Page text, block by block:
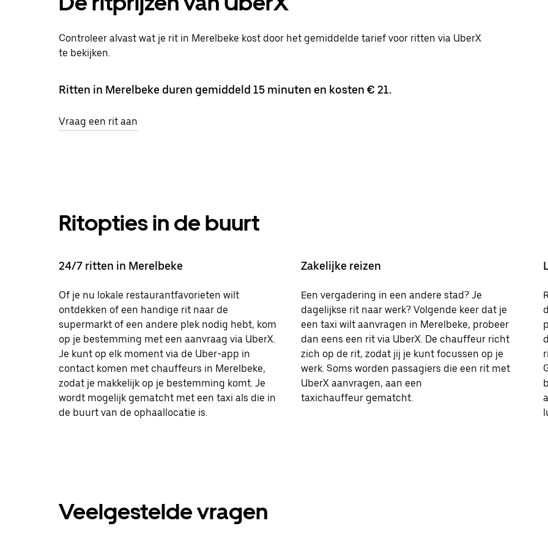
Controleer alvast wat je rit in Merelbeke kost door het gemiddelde tarief voor ritten via UberX
te bekijken.
Ritten in Merelbeke duren gemiddeld 15 minuten en kosten € 21.
Vraag een rit aan
Ritopties in de buurt
24/7 ritten in Merelbeke
Of je nu lokale restaurantfavorieten wilt
ontdekken of een handige rit naar de
supermarkt of een andere plek nodig hebt, kom
op je bestemming met een aanvraag via UberX.
Je kunt op elk moment via de Uber-app in
contact komen met chauffeurs in Merelbeke,
zodat je makkelijk op je bestemming komt. Je
wordt mogelijk gematcht met een taxi als die in
de buurt van de ophaallocatie is.
Zakelijke reizen
Een vergadering in een andere stad? Je
dagelijkse rit naar werk? Volgende keer dat je
een taxi wilt aanvragen in Merelbeke, probeer
dan eens een rit via UberX. De chauffeur richt
zich op de rit, zodat jij je kunt focussen op je
werk. Soms worden passagiers die een rit met
UberX aanvragen, aan een
taxichauffeur gematcht.
Veelgestelde vragen